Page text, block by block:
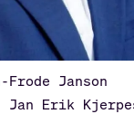
Janson
Jan Erik